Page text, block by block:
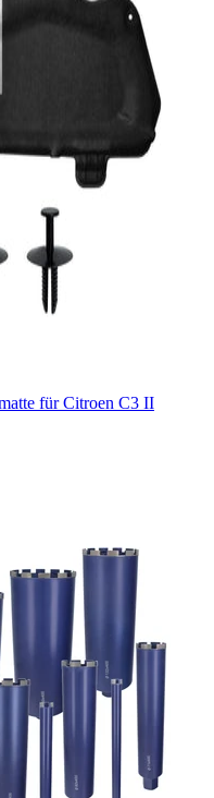
für Citroen C3 II